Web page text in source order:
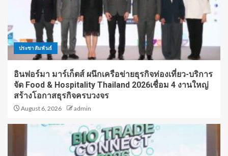
ประชาสัมพันธ์
อินฟอร์มา มาร์เก็ตส์ ผนึกเครือข่ายธุรกิจท่องเที่ยว-บริการ
จัด Food & Hospitality Thailand 2026เชื่อม 4 งานใหญ่
สร้างโอกาสธุรกิจครบวงจร
August 6, 2026 admin